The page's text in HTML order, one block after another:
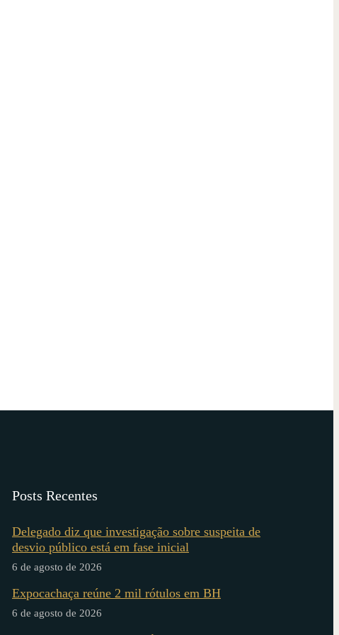
Posts Recentes
Delegado diz que investigação sobre suspeita de
desvio público está em fase inicial
6 de agosto de 2026
Expocachaça reúne 2 mil rótulos em BH
6 de agosto de 2026